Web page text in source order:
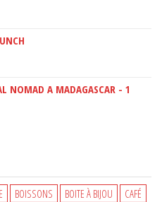
NOMAD A MADAGASCAR - 1
BOISSONS BOITE À BIJOU
CAFÉ